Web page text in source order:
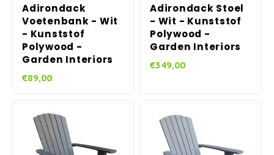
Adirondack
Voetenbank - Wit
- Kunststof
Polywood -
Garden Interiors
€89,00
Adirondack Stoel
- Wit - Kunststof
Polywood -
Garden Interiors
€349,00